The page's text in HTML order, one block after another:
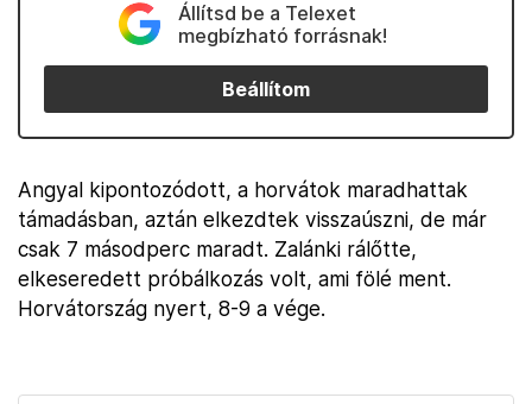
Állítsd be a Telexet
megbízható forrásnak!
Beállítom
Angyal kipontozódott, a horvátok maradhattak
támadásban, aztán elkezdtek visszaúszni, de már
csak 7 másodperc maradt. Zalánki rálőtte,
elkeseredett próbálkozás volt, ami fölé ment.
Horvátország nyert, 8-9 a vége.